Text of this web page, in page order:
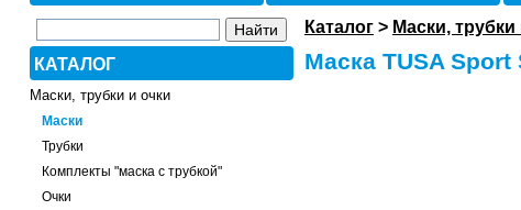
КАТАЛОГ
Маски, трубки и очки
Маски
Трубки
Комплекты "маска с трубкой"
Очки
Каталог> Маски, трубки
Маска TUSA Sport